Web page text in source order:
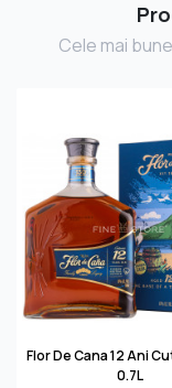
Cele mai
Flor De Cana 12 Ani
0.7L